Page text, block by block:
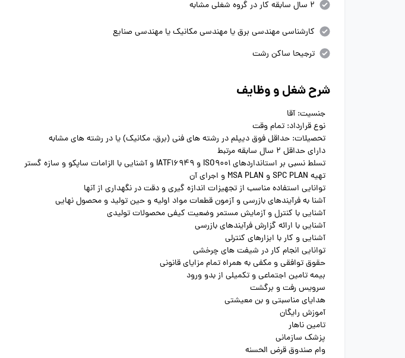
2 سال سابقه کار در گروه شغلی مشابه
کارشناسی مهندسی برق یا مهندسی مکانیک یا مهندسی صنایع
ترجیحا ساکن رشت
شرح شغل و وظایف
جنسیت: آقا
نوع قرارداد: تمام وقت
تحصیلات: حداقل فوق دیپلم در رشته های فنی (برق، مکانیک) یا در رشته های مشابه
دارای حداقل 2 سال سابقه مرتبط
تسلط نسبی بر استانداردهای ISO9001 و IATF16949 و آشنایی با الزامات ساپکو و سازه گستر
تهیه SPC PLAN و MSA PLAN و اجرای آن
توانایی استفاده مناسب از تجهیزات اندازه گیری و دقت در نگهداری از آنها
آشنا به فرآیندهای بازرسی و آزمون قطعات مواد اولیه و حین تولید و محصول نهایی
آشنایی با کنترل و آزمایش مستمر وضعیت کیفی محصولات تولیدی
آشنایی با ارائه گزارش فرآیندهای بازرسی
آشنایی و کار با ابزارهای کنترلی
توانایی انجام کار در شیفت های چرخشی
حقوق توافقی و مکفی به همراه تمام مزایای قانونی
بیمه تامین اجتماعی و تکمیلی از بدو ورود
سرویس رفت و برگشت
هدایای مناسبتی و بن معیشتی
آموزش رایگان
تامین ناهار
پزشک سازمانی
وام صندوق قرض الحسنه